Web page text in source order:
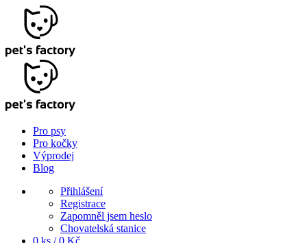
Pro psy
Pro kočky
Výprodej
Blog
Přihlášení
Registrace
Zapomněl jsem heslo
Chovatelská stanice
0 ks / 0 Kč